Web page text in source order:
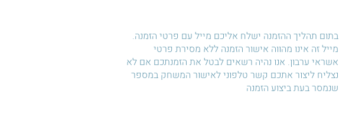
בתום תהליך ההזמנה ישלח אליכם מייל עם פרטי הזמנה.
מייל זה אינו מהווה אישור הזמנה ללא מסירת פרטי
אשראי ערבון. אנו נהיה רשאים לבטל את הזמנתכם אם לא
נצליח ליצור אתכם קשר טלפוני לאישור המשחק במספר
שנמסר בעת ביצוע הזמנה